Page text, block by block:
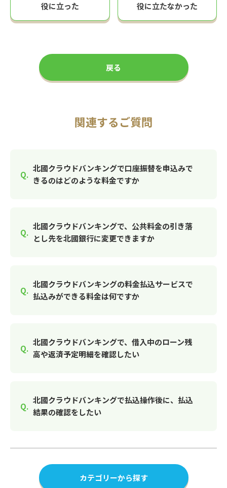
役に立った 役に立たなかった
戻る
関連するご質問
北國クラウドバンキングで口座振替を申込みで
きるのはどのような料金ですか
北國クラウドバンキングで、公共料金の引き落
とし先を北國銀行に変更できますか
北國クラウドバンキングの料金払込サービスで
払込みができる料金は何ですか
北國クラウドバンキングで、借入中のローン残
高や返済予定明細を確認したい
北國クラウドバンキングで払込操作後に、払込
結果の確認をしたい
カテゴリーから探す